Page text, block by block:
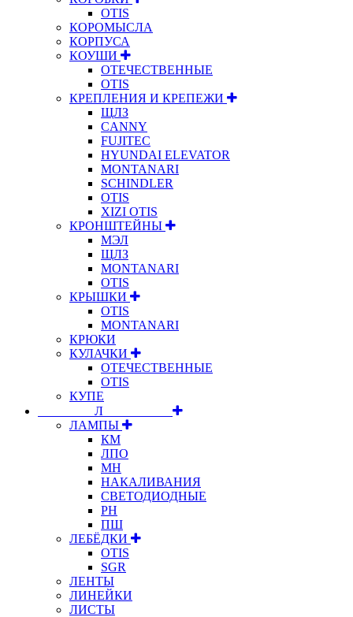
OTIS
КОРОМЫСЛА
КОРПУСА
КОУШИ
ОТЕЧЕСТВЕННЫЕ
OTIS
КРЕПЛЕНИЯ И КРЕПЕЖИ
ЩЛЗ
CANNY
FUJITEC
HYUNDAI ELEVATOR
MONTANARI
SCHINDLER
OTIS
XIZI OTIS
КРОНШТЕЙНЫ
МЭЛ
ЩЛЗ
MONTANARI
OTIS
КРЫШКИ
OTIS
MONTANARI
КРЮКИ
КУЛАЧКИ
ОТЕЧЕСТВЕННЫЕ
OTIS
КУПЕ
⠀⠀⠀⠀⠀⠀Л⠀⠀⠀⠀⠀⠀⠀
ЛАМПЫ
КМ
ЛПО
МН
НАКАЛИВАНИЯ
СВЕТОДИОДНЫЕ
РН
ПШ
ЛЕБЁДКИ
OTIS
SGR
ЛЕНТЫ
ЛИНЕЙКИ
ЛИСТЫ